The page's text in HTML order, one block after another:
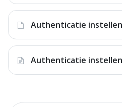
Authenticatie
Authenticatie